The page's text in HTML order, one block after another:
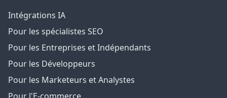
Intégrations IA
Pour les spécialistes SEO
Pour les Entreprises et Indépendants
Pour les Développeurs
Pour les Marketeurs et Analystes